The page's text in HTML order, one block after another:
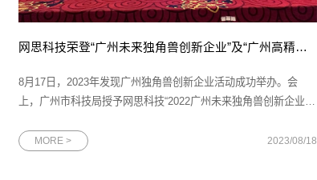
网思科技荣登“广州未来独角兽创新企业”及“广州高精尖企业”双政府榜单
8月17日，2023年发现广州独角兽创新企业活动成功举办。会
上，广州市科技局授予网思科技“2022广州未来独角兽创新企业”
新企业及“高精尖”企业两项证书在由广州市科技局指导、广州市科
MORE > 2023/08/18